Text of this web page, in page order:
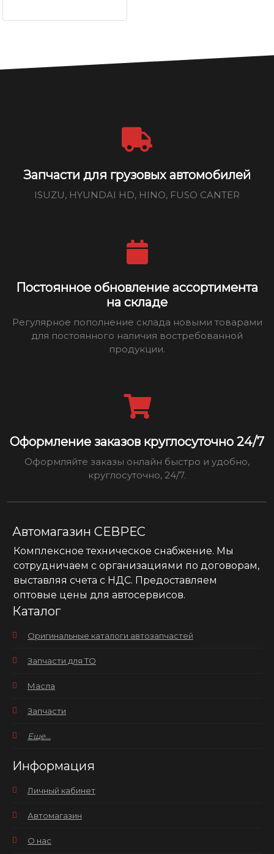
Запчасти для грузовых автомобилей
ISUZU, HYUNDAI HD, HINO, FUSO CANTER
Постоянное обновление ассортимента
на складе
Регулярное пополнение склада новыми товарами
для постоянного наличия востребованной
продукции.
Оформление заказов круглосуточно 24/7
Оформляйте заказы онлайн быстро и удобно,
круглосуточно, 24/7.
Автомагазин СЕВРЕС
Комплексное техническое снабжение. Мы
сотрудничаем с организациями по договорам,
выставляя счета с НДС. Предоставляем
оптовые цены для автосервисов.
Каталог
Оригинальные каталоги автозапчастей
Запчасти для ТО
Масла
Запчасти
Еще...
Информация
Личный кабинет
Автомагазин
О нас